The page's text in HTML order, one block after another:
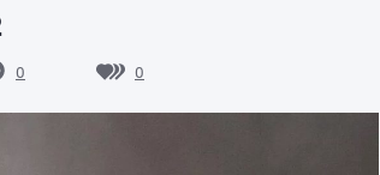
0 0